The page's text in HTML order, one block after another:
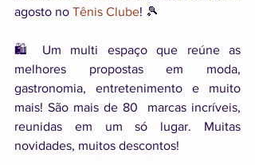
agosto no Tênis Clube! 🎾
🛍️ Um multi espaço que reúne as
melhores propostas em moda,
gastronomia, entretenimento e muito
mais! São mais de 80  marcas incríveis,
reunidas em um só lugar. Muitas
novidades, muitos descontos!